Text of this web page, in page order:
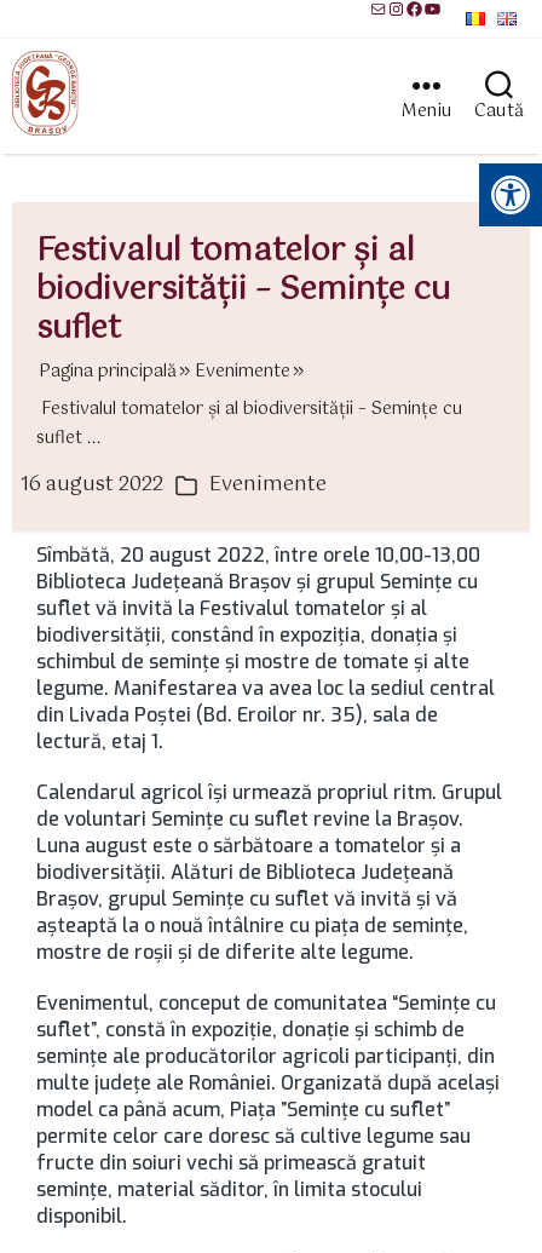
MailInstagram
Facebook
YouTube
Meniu Caută
Instrumente pentru accesibilitate
Festivalul tomatelor şi al
biodiversităţii – Seminţe cu
suflet
Pagina principală
Evenimente
Festivalul tomatelor şi al biodiversităţii – Seminţe cu
suflet ...
16 august 2022 Categorii
Evenimente
Sîmbătă, 20 august 2022, între orele 10,00-13,00
Biblioteca Judeţeană Braşov şi grupul Seminţe cu
suflet vă invită la Festivalul tomatelor şi al
biodiversităţii, constând în expoziţia, donaţia şi
schimbul de seminţe şi mostre de tomate şi alte
legume. Manifestarea va avea loc la sediul central
din Livada Poştei (Bd. Eroilor nr. 35), sala de
lectură, etaj 1.
Calendarul agricol îşi urmează propriul ritm. Grupul
de voluntari Seminţe cu suflet revine la Braşov.
Luna august este o sărbătoare a tomatelor şi a
biodiversităţii. Alături de Biblioteca Judeţeană
Braşov, grupul Seminţe cu suflet vă invită şi vă
aşteaptă la o nouă întâlnire cu piaţa de seminţe,
mostre de roşii şi de diferite alte legume.
Evenimentul, conceput de comunitatea “Seminţe cu
suflet”, constă în expoziție, donație și schimb de
semințe ale producătorilor agricoli participanţi, din
multe judeţe ale României. Organizată după același
model ca până acum, Piaţa ”Semințe cu suflet”
permite celor care doresc să cultive legume sau
fructe din soiuri vechi să primească gratuit
semințe, material săditor, în limita stocului
disponibil.